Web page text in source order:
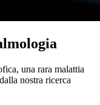
una rara malattia
nostra ricerca